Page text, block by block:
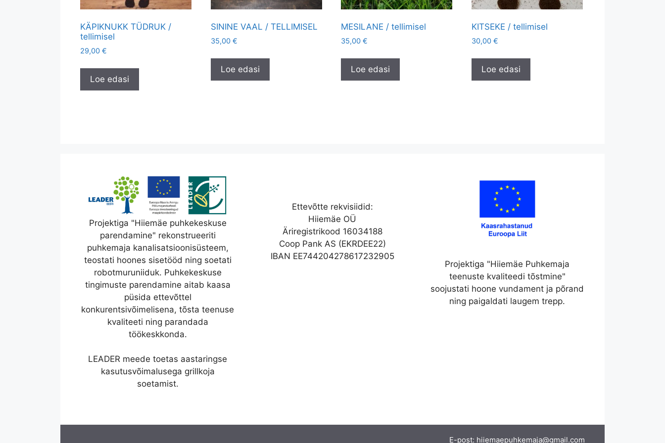
KÄPIKNUKK TÜDRUK /
tellimisel
29,00 €
Loe edasi
SININE VAAL / TELLIMISEL
35,00 €
Loe edasi
MESILANE / tellimisel
35,00€
Loe edasi
KITSEKE / tellimisel
30,00 €
Loe edasi
Projektiga "Hiiemäe puhkekeskuse
parendamine" rekonstrueeriti
puhkemaja kanalisatsioonisüsteem,
teostati hoones sisetööd ning soetati
robotmuruniiduk. Puhkekeskuse
tingimuste parendamine aitab kaasa
püsida ettevõttel
konkurentsivõimelisena, tõsta teenuse
kvaliteeti ning parandada
töökeskkonda.
LEADER meede toetas aastaringse
kasutusvõimalusega grillkoja
soetamist.
Ettevõtte rekvisiidid:
Hiiemäe OÜ
Äriregistrikood 16034188
Coop Pank AS (EKRDEE22)
IBAN EE744204278617232905
Projektiga "Hiiemäe Puhkemaja
teenuste kvaliteedi tõstmine"
soojustati hoone vundament ja põrand
ning paigaldati laugem trepp.
E-post: hiiemaepuhkemaja@gmail.com